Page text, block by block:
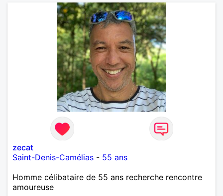
zecat
Saint-Denis-Camélias - 55 ans
Homme célibataire de 55 ans recherche rencontre
amoureuse